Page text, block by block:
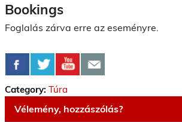
Bookings
Foglalás zárva erre az eseményre.
Category: Túra
Vélemény, hozzászólás?